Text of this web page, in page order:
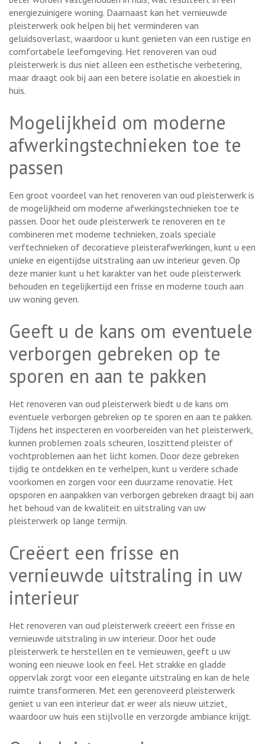
energiezuinigere woning. Daarnaast kan het vernieuwde
pleisterwerk ook helpen bij het verminderen van
geluidsoverlast, waardoor u kunt genieten van een rustige en
comfortabele leefomgeving. Het renoveren van oud
pleisterwerk is dus niet alleen een esthetische verbetering,
maar draagt ook bij aan een betere isolatie en akoestiek in
huis.
Mogelijkheid om moderne
afwerkingstechnieken toe te
passen
Een groot voordeel van het renoveren van oud pleisterwerk is
de mogelijkheid om moderne afwerkingstechnieken toe te
passen. Door het oude pleisterwerk te renoveren en te
combineren met moderne technieken, zoals speciale
verftechnieken of decoratieve pleisterafwerkingen, kunt u een
unieke en eigentijdse uitstraling aan uw interieur geven. Op
deze manier kunt u het karakter van het oude pleisterwerk
behouden en tegelijkertijd een frisse en moderne touch aan
uw woning geven.
Geeft u de kans om eventuele
verborgen gebreken op te
sporen en aan te pakken
Het renoveren van oud pleisterwerk biedt u de kans om
eventuele verborgen gebreken op te sporen en aan te pakken.
Tijdens het inspecteren en voorbereiden van het pleisterwerk,
kunnen problemen zoals scheuren, loszittend pleister of
vochtproblemen aan het licht komen. Door deze gebreken
tijdig te ontdekken en te verhelpen, kunt u verdere schade
voorkomen en zorgen voor een duurzame renovatie. Het
opsporen en aanpakken van verborgen gebreken draagt bij aan
het behoud van de kwaliteit en uitstraling van uw
pleisterwerk op lange termijn.
Creëert een frisse en
vernieuwde uitstraling in uw
interieur
Het renoveren van oud pleisterwerk creëert een frisse en
vernieuwde uitstraling in uw interieur. Door het oude
pleisterwerk te herstellen en te vernieuwen, geeft u uw
woning een nieuwe look en feel. Het strakke en gladde
oppervlak zorgt voor een elegante uitstraling en kan de hele
ruimte transformeren. Met een gerenoveerd pleisterwerk
geniet u van een interieur dat er weer als nieuw uitziet,
waardoor uw huis een stijlvolle en verzorgde ambiance krijgt.